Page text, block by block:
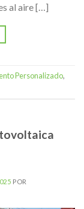
al aire […]
Personalizado,
POR